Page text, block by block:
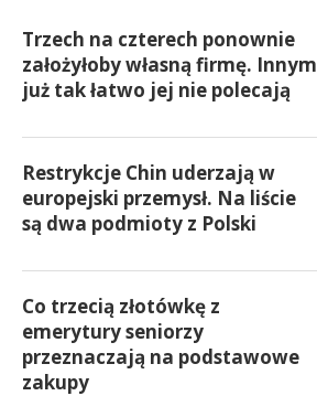
Trzech na czterech ponownie
założyłoby własną firmę. Innym
już tak łatwo jej nie polecają
Restrykcje Chin uderzają w
europejski przemysł. Na liście
są dwa podmioty z Polski
Co trzecią złotówkę z
emerytury seniorzy
przeznaczają na podstawowe
zakupy